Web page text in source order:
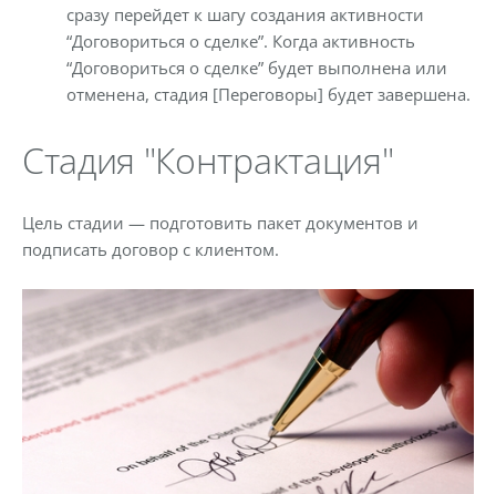
сразу перейдет к шагу создания активности
“Договориться о сделке”. Когда активность
“Договориться о сделке” будет выполнена или
отменена, стадия [Переговоры] будет завершена.
Стадия "Контрактация"
Цель стадии — подготовить пакет документов и
подписать договор с клиентом.